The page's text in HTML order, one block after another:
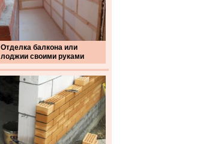
Отделка балкона или
лоджии своими руками